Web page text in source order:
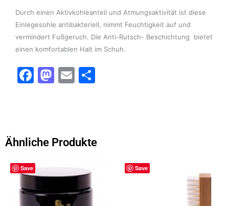
Durch einen Aktivkohleanteil und Atmungsaktivität ist diese
Einlegesohle antibakteriell, nimmt Feuchtigkeit auf und
vermindert Fußgeruch. Die Anti-Rutsch- Beschichtung bietet
einen komfortablen Halt im Schuh.
F
b
o
k
M
d
n
E
Ähnliche Produkte
Save Save